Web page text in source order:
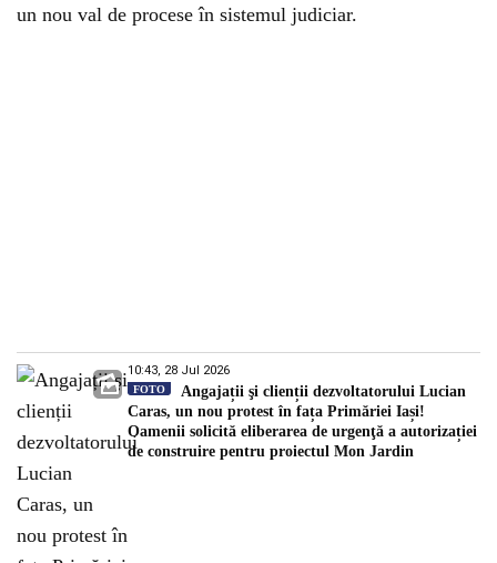
un nou val de procese în sistemul judiciar.
10:43, 28 Jul 2026
FOTO
Angajații şi clienții dezvoltatorului Lucian
Caras, un nou protest în fața Primăriei Iași!
Oamenii solicită eliberarea de urgenţă a autorizației
de construire pentru proiectul Mon Jardin